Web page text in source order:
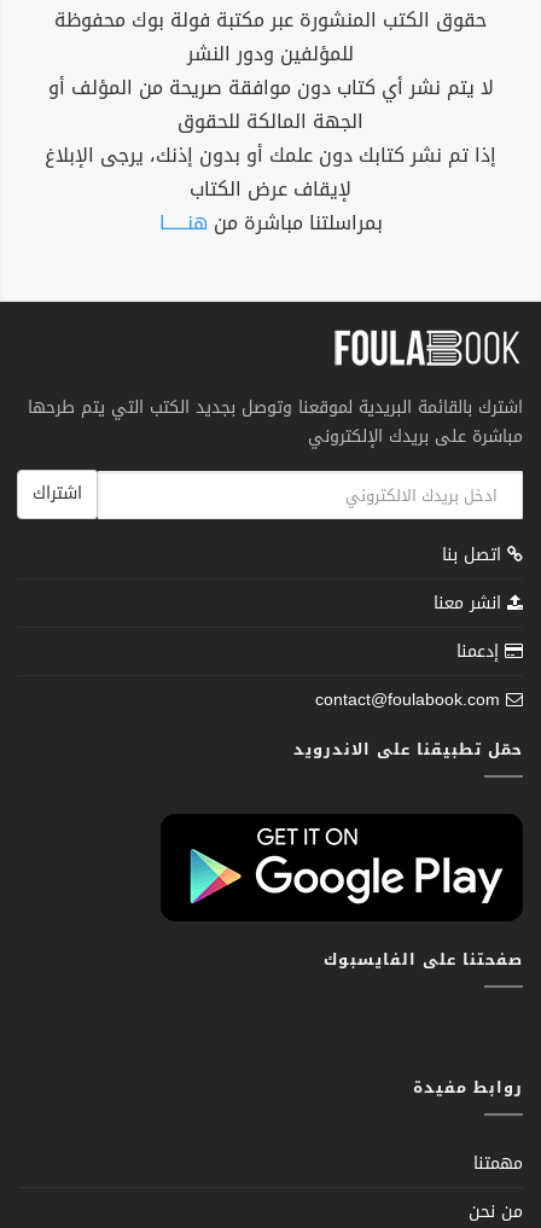
حقوق الكتب المنشورة عبر مكتبة فولة بوك محفوظة
للمؤلفين ودور النشر
لا يتم نشر أي كتاب دون موافقة صريحة من المؤلف أو
الجهة المالكة للحقوق
إذا تم نشر كتابك دون علمك أو بدون إذنك، يرجى الإبلاغ
لإيقاف عرض الكتاب
بمراسلتنا مباشرة من هنــــــا
اشترك بالقائمة البريدية لموقعنا وتوصل بجديد الكتب التي يتم طرحها
مباشرة على بريدك الإلكتروني
اشتراك
اتصل بنا
انشر معنا
إدعمنا
contact@foulabook.com
حمّل تطبيقنا على الاندرويد
صفحتنا على الفايسبوك
روابط مفيدة
مهمتنا
من نحن